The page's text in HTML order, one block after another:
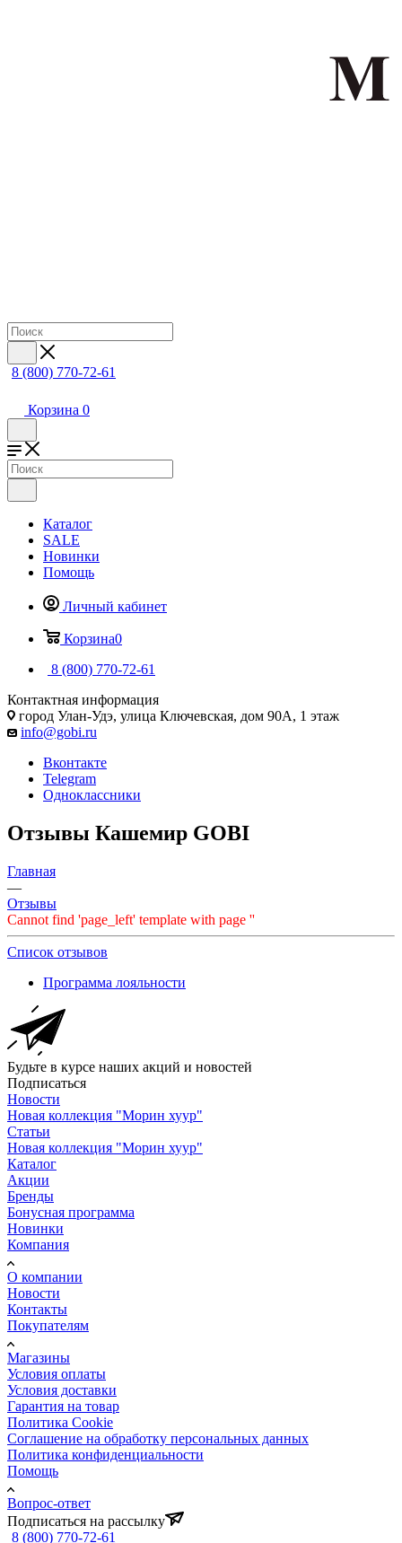
8 (800) 770-72-61
Корзина 0
Каталог
SALE
Новинки
Помощь
Личный кабинет
Корзина0
8 (800) 770-72-61
Контактная информация
город Улан-Удэ, улица Ключевская, дом 90А, 1 этаж
info@gobi.ru
Вконтакте
Telegram
Одноклассники
Отзывы Кашемир GOBI
Главная
—
Отзывы
Cannot find 'page_left' template with page ''
Список отзывов
Программа лояльности
Будьте в курсе наших акций и новостей
Подписаться
Новости
Новая коллекция "Морин хуур"
Статьи
Новая коллекция "Морин хуур"
Каталог
Акции
Бренды
Бонусная программа
Новинки
Компания
О компании
Новости
Контакты
Покупателям
Магазины
Условия оплаты
Условия доставки
Гарантия на товар
Политика Cookie
Соглашение на обработку персональных данных
Политика конфиденциальности
Помощь
Вопрос-ответ
Подписаться на рассылку
8 (800) 770-72-61